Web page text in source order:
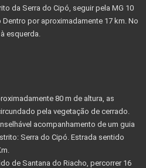
da Serra do Cipó, seguir pela MG 10
por aproximadamente 17 km. No
esquerda.
80 m de altura, as
pela vegetação de cerrado.
acompanhamento de um guia
Serra do Cipó. Estrada sentido
de Santana do Riacho, percorrer 16